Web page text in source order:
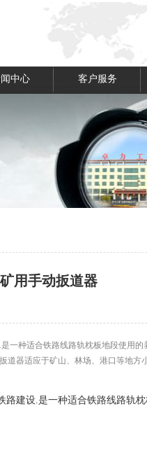
中心 客户服务
矿用手动扳道器
一种适合铁路线路轨枕板地段使用
道器适应于矿山、林场、港口等地方
建设.是一种适合铁路线路轨